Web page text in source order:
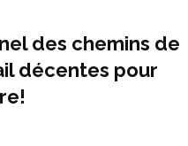
des chemins de
décentes pour